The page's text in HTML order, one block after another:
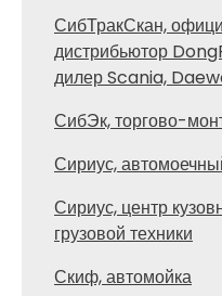
СибТракСкан,
дистрибьютор
дилер Scania,
СибЭк, торгово-
Сириус,
Сириус, центр
грузовой техники
Скиф, автомойка